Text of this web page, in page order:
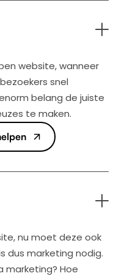
website, wanneer
snel
belang de juiste
te maken.
nu moet deze ook
dus marketing nodig.
marketing? Hoe